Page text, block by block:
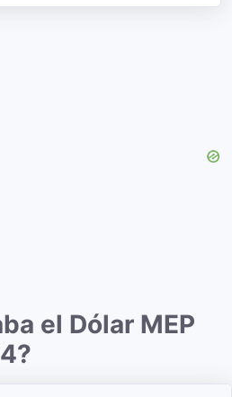
el Dólar MEP